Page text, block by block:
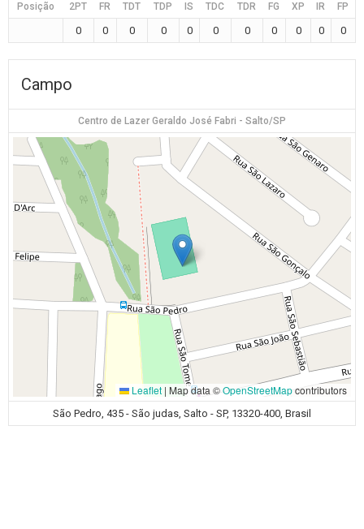
Posição 2PT FR TDT TDP IS TDC TDR FG XP IR FP
0 0 0 0 0 0 0 0 0 0 0
Campo
Centro de Lazer Geraldo José Fabri - Salto/SP
Leaflet | Map data ©OpenStreetMapcontributors
São Pedro, 435 - São judas, Salto - SP, 13320-400, Brasil